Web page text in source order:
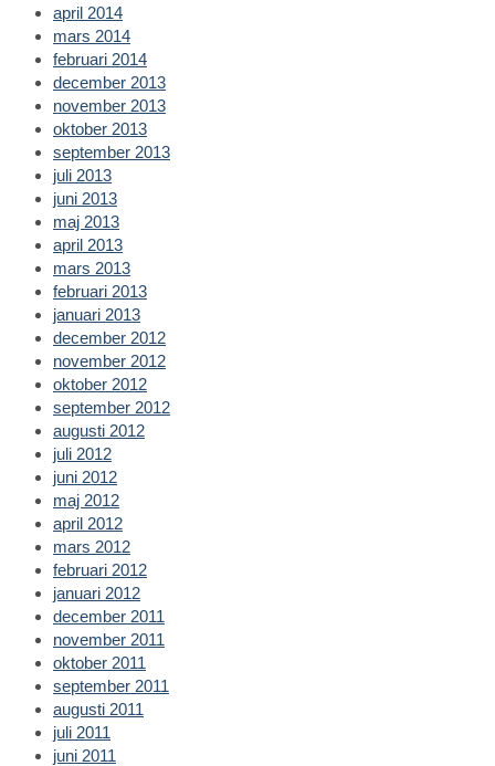
april 2014
mars 2014
februari 2014
december 2013
november 2013
oktober 2013
september 2013
juli 2013
juni 2013
maj 2013
april 2013
mars 2013
februari 2013
januari 2013
december 2012
november 2012
oktober 2012
september 2012
augusti 2012
juli 2012
juni 2012
maj 2012
april 2012
mars 2012
februari 2012
januari 2012
december 2011
november 2011
oktober 2011
september 2011
augusti 2011
juli 2011
juni 2011